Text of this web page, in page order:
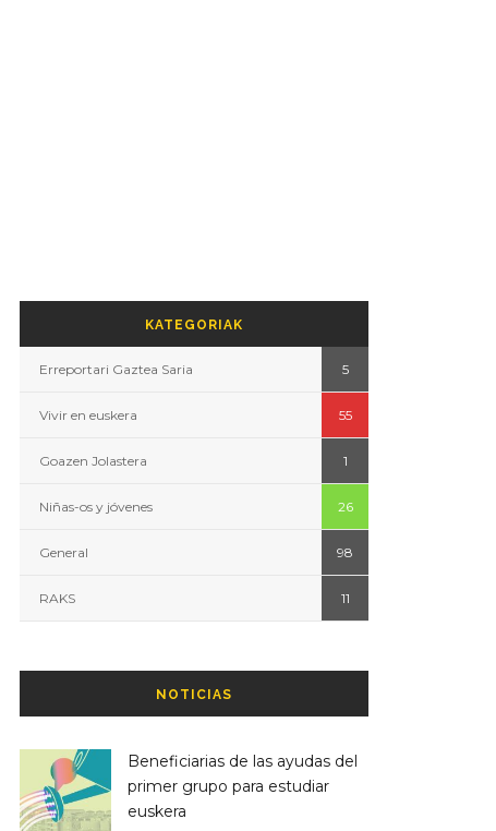
KATEGORIAK
Erreportari Gaztea Saria 5
Vivir en euskera 55
Goazen Jolastera 1
Niñas-os y jóvenes 26
General 98
RAKS 11
NOTICIAS
Beneficiarias de las ayudas del
primer grupo para estudiar
euskera